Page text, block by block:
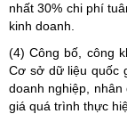
nhất 30% chi phí
kinh doanh.
(4) Công bố, công
Cơ sở dữ liệu quốc
doanh nghiệp,
giá quá trình thực